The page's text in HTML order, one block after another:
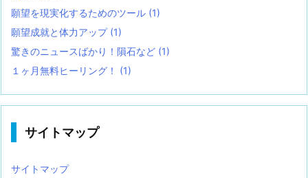
願望を現実化するためのツール (1)
願望成就と体力アップ (1)
驚きのニュースばかり！隕石など (1)
１ヶ月無料ヒーリング！ (1)
サイトマップ
サイトマップ